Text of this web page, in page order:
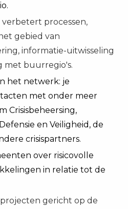
processen,
gebied van
informatie-uitwisseling
met buurregio's.
het netwerk: je
met onder meer
Crisisbeheersing,
en Veiligheid, de
crisispartners.
over risicovolle
in relatie tot de
gericht op de